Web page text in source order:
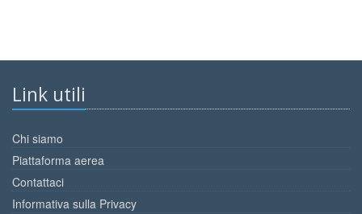
Link utili
Chi siamo
Piattaforma aerea
Contattaci
Informativa sulla Privacy